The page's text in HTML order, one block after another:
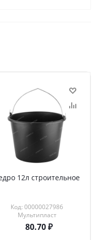
12л строительное
Код: 00000027986
Мультипласт
80.70